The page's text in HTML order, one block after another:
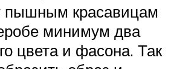
пышным красавицам
минимум два
цвета и фасона. Так